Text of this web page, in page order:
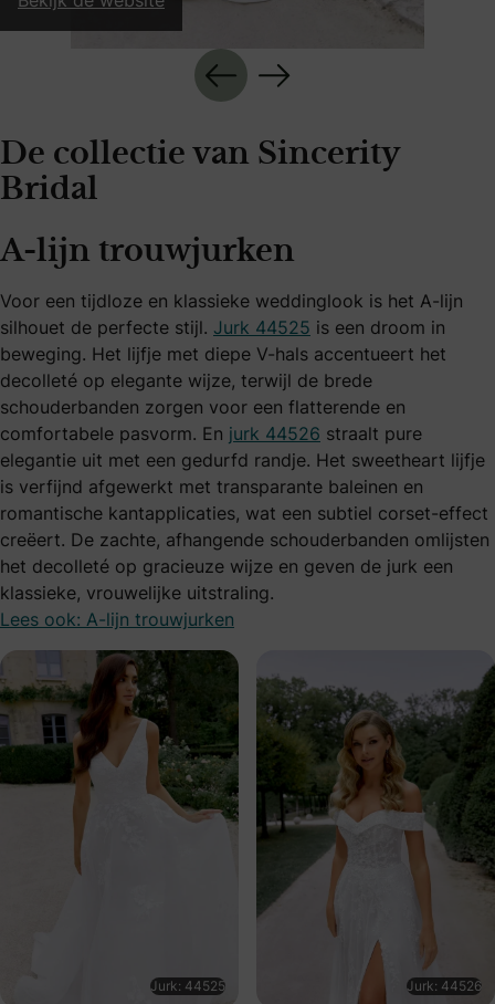
De collectie van Sincerity
Bridal
A-lijn trouwjurken
Voor een tijdloze en klassieke weddinglook is het A-lijn
silhouet de perfecte stijl. Jurk 44525 is een droom in
beweging. Het lijfje met diepe V-hals accentueert het
decolleté op elegante wijze, terwijl de brede
schouderbanden zorgen voor een flatterende en
comfortabele pasvorm. En jurk 44526 straalt pure
elegantie uit met een gedurfd randje. Het sweetheart lijfje
is verfijnd afgewerkt met transparante baleinen en
romantische kantapplicaties, wat een subtiel corset-effect
creëert. De zachte, afhangende schouderbanden omlijsten
het decolleté op gracieuze wijze en geven de jurk een
klassieke, vrouwelijke uitstraling.
Lees ook: A-lijn trouwjurken
Jurk: 44525 Jurk: 44526